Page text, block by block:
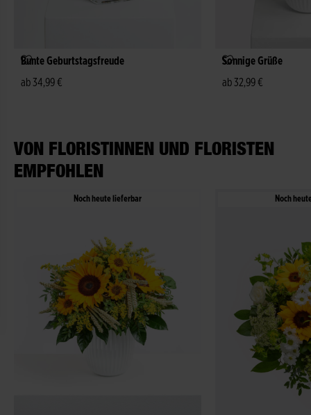
Bunte Geburtstagsfreude
ab 34,99 €
Sonnige Grüße
ab 32,99 €
VON FLORISTINNEN UND FLORISTEN
EMPFOHLEN
Noch heute lieferbar Noch